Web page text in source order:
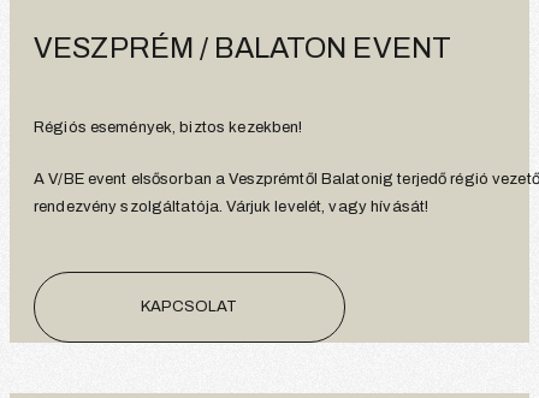
VESZPRÉM / BALATON EVENT
Régiós események, biztos kezekben!
A V/BE event elsősorban a Veszprémtől Balatonig terjedő régió vezető
rendezvény szolgáltatója. Várjuk levelét, vagy hívását!
KAPCSOLAT